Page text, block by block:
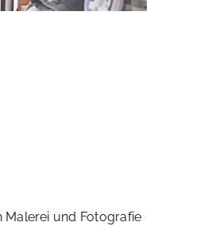
Malerei und Fotografie